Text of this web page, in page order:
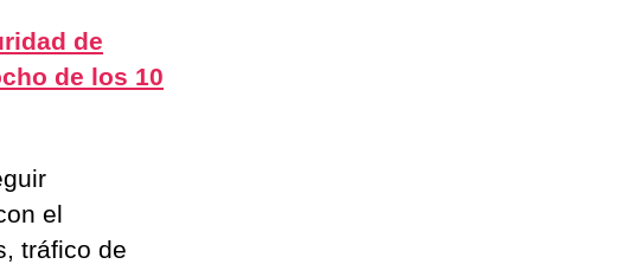
de
de los 10
el
tráfico de